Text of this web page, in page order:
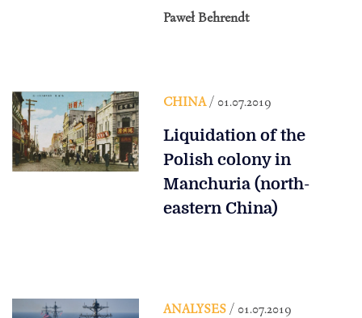
Paweł Behrendt
CHINA/ 01.07.2019
Liquidation of the
Polish colony in
Manchuria (north-
eastern China)
ANALYSES/ 01.07.2019